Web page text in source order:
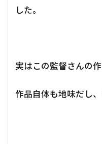
した。
実はこの監督さんの作
作品自体も地味だし